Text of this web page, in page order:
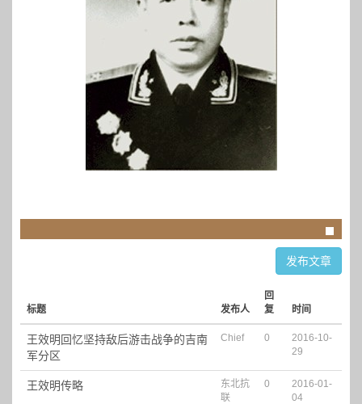
发布文章
标题 发布人
回
复
时间
王效明回忆坚持敌后游击战争的吉南
军分区
Chief 0
2016-10-
29
王效明传略
东北抗
联
0
2016-01-
04